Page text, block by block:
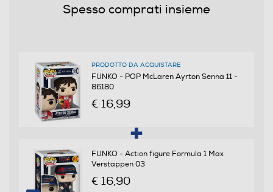
Spesso comprati insieme
PRODOTTO DA ACQUISTARE
FUNKO - POP McLaren Ayrton Senna 11 -
86180
€ 16,99
FUNKO - Action figure Formula 1 Max
Verstappen 03
€ 16,90